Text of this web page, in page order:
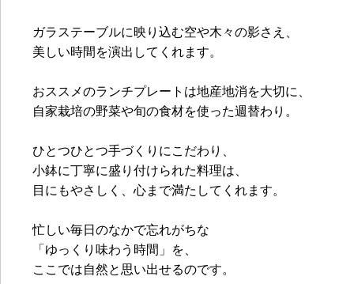
ガラステーブルに映り込む空や木々の影さえ、
美しい時間を演出してくれます。
おススメのランチプレートは地産地消を大切に、
自家栽培の野菜や旬の食材を使った週替わり。
ひとつひとつ手づくりにこだわり、
小鉢に丁寧に盛り付けられた料理は、
目にもやさしく、心まで満たしてくれます。
忙しい毎日のなかで忘れがちな
「ゆっくり味わう時間」を、
ここでは自然と思い出せるのです。